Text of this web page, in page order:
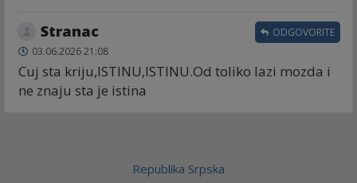
Stranac
03.06.2026 21:08
Cuj sta kriju,ISTINU,ISTINU.Od toliko lazi mozda i
ne znaju sta je istina
ODGOVORITE
Republika Srpska